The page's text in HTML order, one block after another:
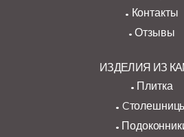
Контакты
Отзывы
ИЗДЕЛИЯ ИЗ
Плитка